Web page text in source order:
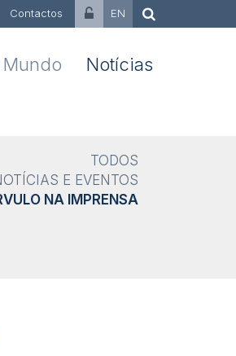
Contactos EN
Notícias
TODOS
E EVENTOS
NA IMPRENSA